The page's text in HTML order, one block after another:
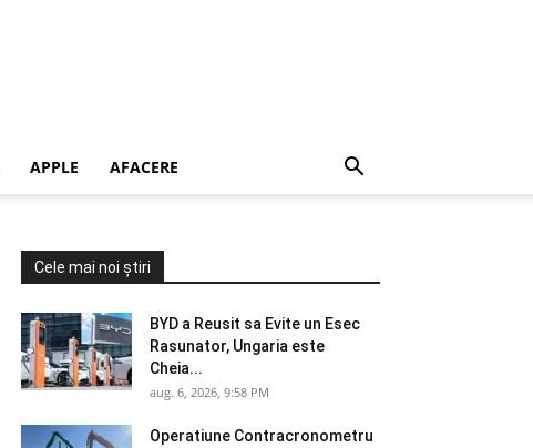
APPLE AFACERE
Cele mai noi știri
BYD a Reusit sa Evite un Esec
Rasunator, Ungaria este
Cheia...
aug. 6, 2026, 9:58 PM
Operatiune Contracronometru